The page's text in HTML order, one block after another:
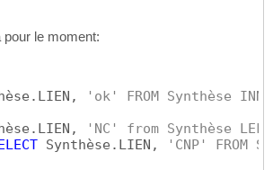
le moment:
'ok' FROM Synthèse
'NC' from Synthèse
Synthèse.LIEN, 'CNP' FROM